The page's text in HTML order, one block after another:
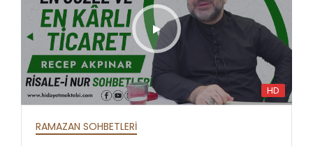
HD
RAMAZAN SOHBETLERİ